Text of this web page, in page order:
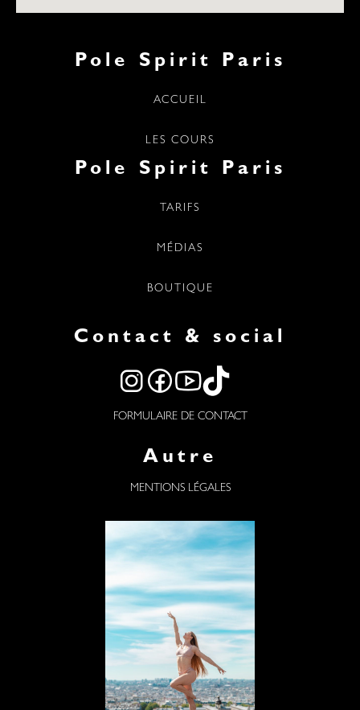
Pole Spirit Paris
ACCUEIL
LES COURS
Pole Spirit Paris
TARIFS
MÉDIAS
BOUTIQUE
Contact & social
FORMULAIRE DE CONTACT
Autre
MENTIONS LÉGALES